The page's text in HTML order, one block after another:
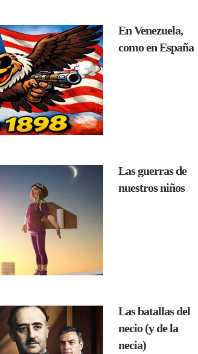
En Venezuela,
como en España
Las guerras de
nuestros niños
Las batallas del
necio (y de la
necia)